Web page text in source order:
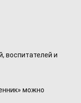
воспитателей и
можно